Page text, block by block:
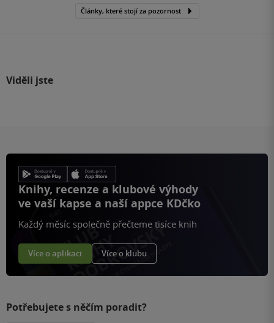
Články, které stojí za pozornost
Viděli jste
Knihy, recenze a klubové výhody
ve vaší kapse a naší appce KDčko
Každý měsíc společně přečteme tisíce knih
Více o aplikaci Více o klubu
Potřebujete s něčím poradit?